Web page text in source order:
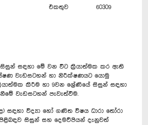
එකතුව 60309
සිසුන් සඳහා මේ වන විට ක්‍රියාත්මක කර ඇති
වැඩසටහන් හා නිරීක්ෂණයට යොමු
කිරීම හා 9වන ශ්‍රේණියේ සිසුන් සඳහා
වැඩසටහන් පැවැත්වීම.
සඳහා විද්‍යා හෝ ගණිත විෂය ධාරා තෝරා
සිසුන් සහ දෙමව්පියන් දැනුවත්